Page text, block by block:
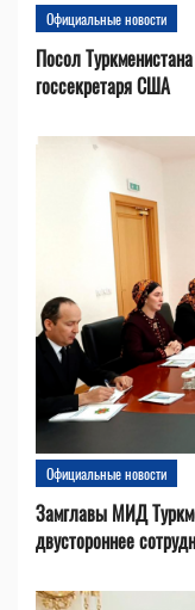
Официальные новости
Посол
госсекретаря США
Официальные новости
Замглавы МИД
двустороннее